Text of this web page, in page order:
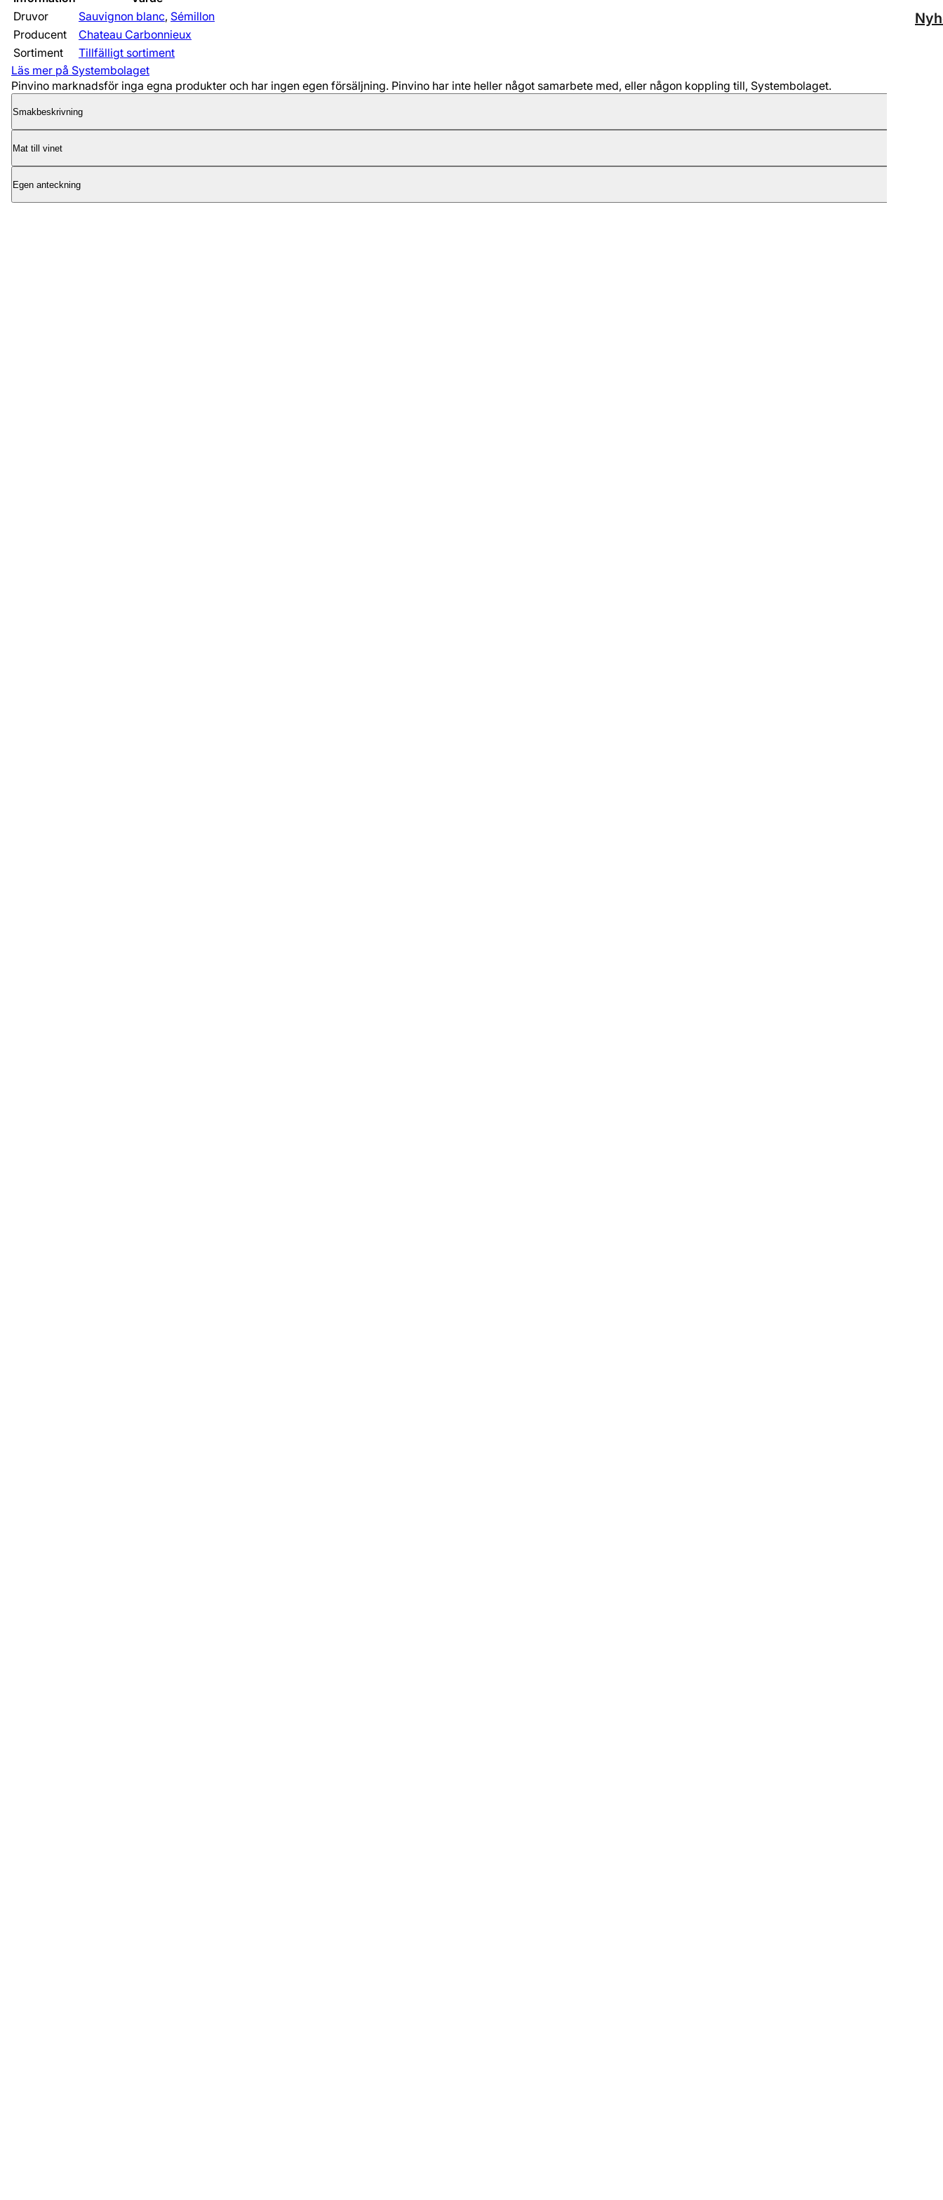
Druvor
Sauvignon blanc, Sémillon
Producent
Chateau Carbonnieux
Sortiment
Tillfälligt sortiment
Läs mer på Systembolaget
Pinvino marknadsför inga egna produkter och har ingen egen försäljning. Pinvino har inte heller något samarbete med, eller någon koppling till, Systembolaget.
Smakbeskrivning
Mat till vinet
Egen anteckning